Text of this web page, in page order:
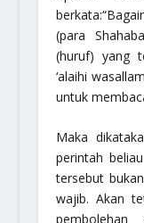
berkata:
(para
(huruf) yang
‘alaihi wasallam
untuk
Maka
perintah
tersebut
wajib. Akan